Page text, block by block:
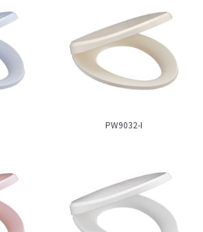
PW9032-I